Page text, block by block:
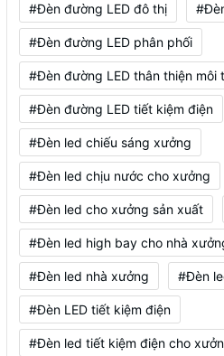
#Đèn đường LED đô thị
#Đèn đường LED phân phối
#Đèn đường LED thân thiện môi
#Đèn đường LED tiết kiệm điện
#Đèn led chiếu sáng xưởng
#Đèn led chịu nước cho xưởng
#Đèn led cho xưởng sản xuất
#Đèn led high bay cho nhà
#Đèn led nhà xưởng #Đèn
#Đèn LED tiết kiệm điện
#Đèn led tiết kiệm điện cho